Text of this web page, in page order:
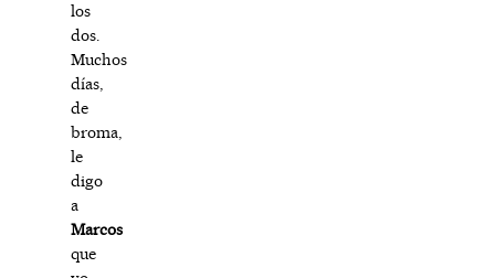
los
dos.
Muchos
días,
de
broma,
le
digo
a
Marcos
que